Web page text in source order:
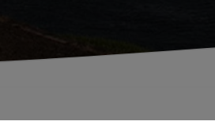
femme d'une trentaine